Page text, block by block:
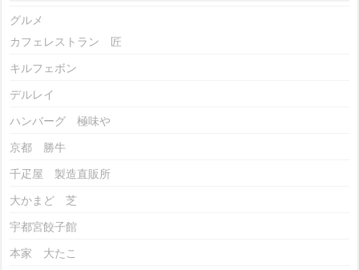
グルメ
カフェレストラン 匠
キルフェボン
デルレイ
ハンバーグ 極味や
京都 勝牛
千疋屋 製造直販所
大かまど 芝
宇都宮餃子館
本家 大たこ